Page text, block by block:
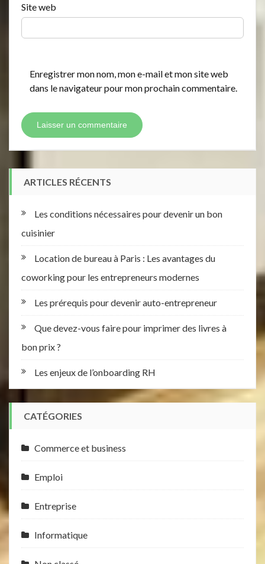
Site web
Enregistrer mon nom, mon e-mail et mon site web
dans le navigateur pour mon prochain commentaire.
ARTICLES RÉCENTS
Les conditions nécessaires pour devenir un bon
cuisinier
Location de bureau à Paris : Les avantages du
coworking pour les entrepreneurs modernes
Les prérequis pour devenir auto-entrepreneur
Que devez-vous faire pour imprimer des livres à
bon prix ?
Les enjeux de l’onboarding RH
CATÉGORIES
Commerce et business
Emploi
Entreprise
Informatique